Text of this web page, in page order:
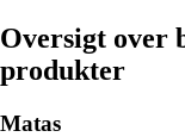
Oversigt over
produkter
Matas